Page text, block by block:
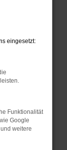
deine
eingesetzt:
Funktionalität
Google
weitere